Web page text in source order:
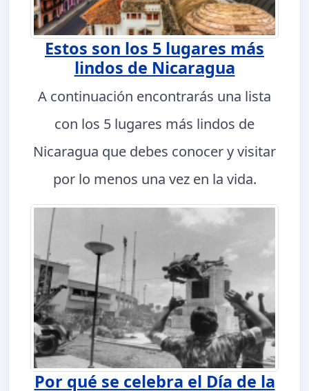
Estos son los 5 lugares más
lindos de Nicaragua
A continuación encontrarás una lista
con los 5 lugares más lindos de
Nicaragua que debes conocer y visitar
por lo menos una vez en la vida.
Por qué se celebra el Día de la